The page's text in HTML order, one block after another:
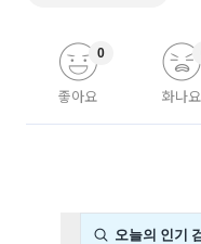
좋아요
0
화나요